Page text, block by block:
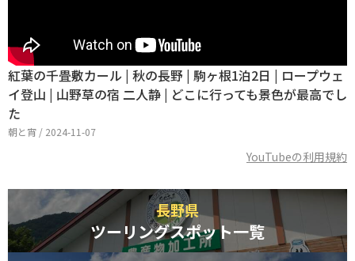
紅葉の千畳敷カール | 秋の長野 | 駒ヶ根1泊2日 | ロープウェ
イ登山 | 山野草の宿 二人静 | どこに行っても景色が最高でし
た
朝と宵 / 2024-11-07
YouTubeの利用規約
長野県
ツーリングスポット一覧